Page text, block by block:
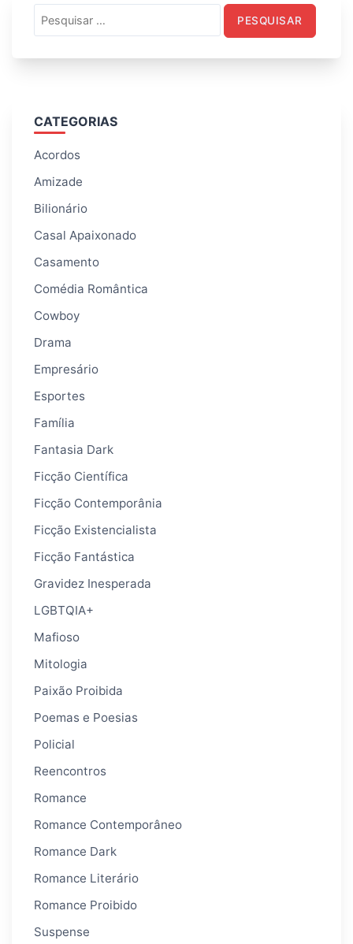
por:
CATEGORIAS
Acordos
Amizade
Bilionário
Casal Apaixonado
Casamento
Comédia Romântica
Cowboy
Drama
Empresário
Esportes
Família
Fantasia Dark
Ficção Científica
Ficção Contemporânia
Ficção Existencialista
Ficção Fantástica
Gravidez Inesperada
LGBTQIA+
Mafioso
Mitologia
Paixão Proibida
Poemas e Poesias
Policial
Reencontros
Romance
Romance Contemporâneo
Romance Dark
Romance Literário
Romance Proibido
Suspense